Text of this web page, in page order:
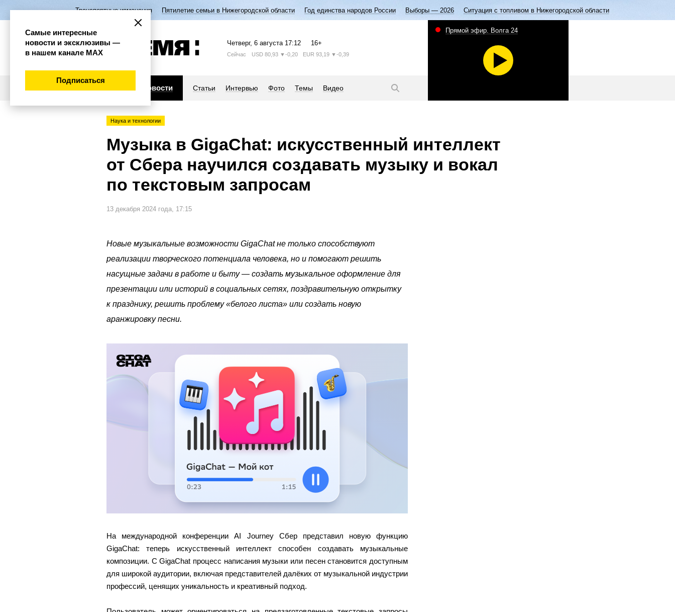
Транспортные изменения Пятилетие семьи в Нижегородской области Год единства народов России Выборы — 2026 Ситуация с топливом в Нижегородской области
Четверг, 6 августа 17:12 16+
Сейчас USD 80,93 ▼-0,20 EUR 93,19 ▼-0,39
Новости Статьи Интервью Фото Темы Видео
Прямой эфир. Волга 24
Наука и технологии
Музыка в GigaChat: искусственный интеллект
от Сбера научился создавать музыку и вокал
по текстовым запросам
13 декабря 2024 года, 17:15
Новые музыкальные возможности GigaChat не только способствуют
реализации творческого потенциала человека, но и помогают решить
насущные задачи в работе и быту — создать музыкальное оформление для
презентации или историй в социальных сетях, поздравительную открытку
к празднику, решить проблему «белого листа» или создать новую
аранжировку песни.
На международной конференции AI Journey Сбер представил новую функцию
GigaChat: теперь искусственный интеллект способен создавать музыкальные
композиции. С GigaChat процесс написания музыки или песен становится доступным
для широкой аудитории, включая представителей далёких от музыкальной индустрии
профессий, ценящих уникальность и креативный подход.
Самые интересные
новости и эксклюзивы —
в нашем канале МАХ
Подписаться